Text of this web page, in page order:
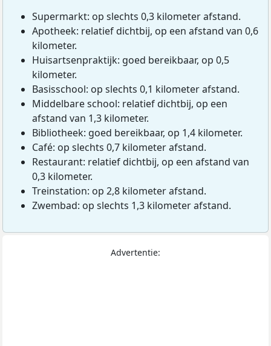
Supermarkt: op slechts 0,3 kilometer afstand.
Apotheek: relatief dichtbij, op een afstand van 0,6
kilometer.
Huisartsenpraktijk: goed bereikbaar, op 0,5
kilometer.
Basisschool: op slechts 0,1 kilometer afstand.
Middelbare school: relatief dichtbij, op een
afstand van 1,3 kilometer.
Bibliotheek: goed bereikbaar, op 1,4 kilometer.
Café: op slechts 0,7 kilometer afstand.
Restaurant: relatief dichtbij, op een afstand van
0,3 kilometer.
Treinstation: op 2,8 kilometer afstand.
Zwembad: op slechts 1,3 kilometer afstand.
Advertentie: